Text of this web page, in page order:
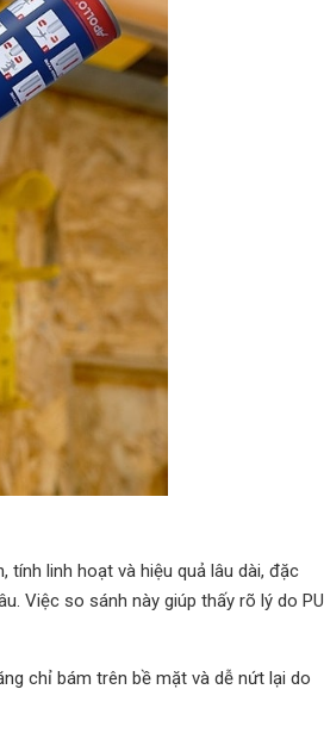
linh hoạt và hiệu quả lâu dài, đặc
Việc so sánh này giúp thấy rõ lý do PU
chỉ bám trên bề mặt và dễ nứt lại do